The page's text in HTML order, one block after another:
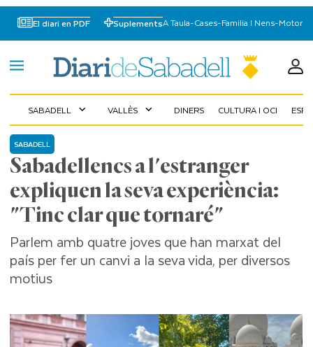
El diari en PDF SuplementsA Taula-Cases-Familia I Nens-Motor
SABADELL expand_more VALLÈS expand_more DINERS CULTURA I OCI
Sabadellencs a l'estranger
expliquen la seva experiència:
"Tinc clar que tornaré"
SABADELL
Parlem amb quatre joves que han marxat del
país per fer un canvi a la seva vida, per diversos
motius